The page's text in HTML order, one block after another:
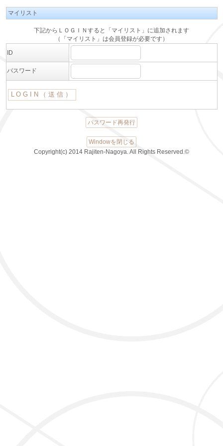
マイリスト
下記からＬＯＧＩＮすると「マイリスト」に追加されます
（「マイリスト」は会員登録が必要です）
ID
パスワード
パスワード再発行
Windowを閉じる
Copyright(c) 2014 Rajiten-Nagoya. All Rights Reserved.©